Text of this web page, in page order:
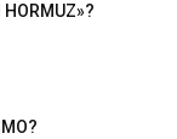
HORMUZ»?